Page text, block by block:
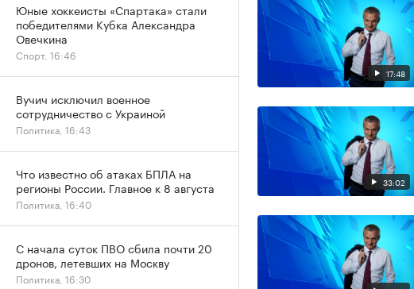
17:48
33:02
Юные хоккеисты «Спартака» стали
победителями Кубка Александра
Овечкина
Спорт, 16:46
Вучич исключил военное
сотрудничество с Украиной
Политика, 16:43
Что известно об атаках БПЛА на
регионы России. Главное к 8 августа
Политика, 16:40
С начала суток ПВО сбила почти 20
дронов, летевших на Москву
Политика, 16:30